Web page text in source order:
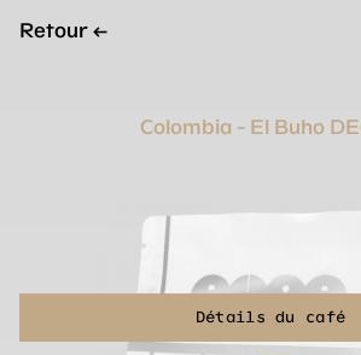
Retour ←
Colombia - El Buho
Détails du café